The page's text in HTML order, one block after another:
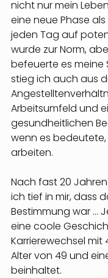
nicht nur mein
eine neue Phase
jeden Tag auf
wurde zur Norm,
befeuerte es meine
stieg ich auch aus
Arbeitsumfeld und
gesundheitlichen
wenn es
arbeiten.
Nach fast 20
ich tief in mir, dass
Bestimmung war ...
eine coole
Karrierewechsel mit
Alter von 49 und
beinhaltet.